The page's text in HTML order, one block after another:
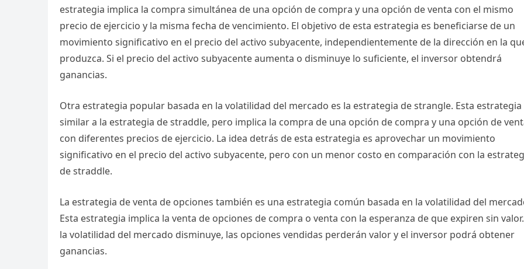
estrategia implica la compra simultánea de una opción de compra y una opción de venta con el mismo
precio de ejercicio y la misma fecha de vencimiento. El objetivo de esta estrategia es beneficiarse de un
movimiento significativo en el precio del activo subyacente, independientemente de la dirección en la
produzca. Si el precio del activo subyacente aumenta o disminuye lo suficiente, el inversor obtendrá
ganancias.
Otra estrategia popular basada en la volatilidad del mercado es la estrategia de strangle. Esta estrategia
similar a la estrategia de straddle, pero implica la compra de una opción de compra y una opción de
con diferentes precios de ejercicio. La idea detrás de esta estrategia es aprovechar un movimiento
significativo en el precio del activo subyacente, pero con un menor costo en comparación con la
de straddle.
La estrategia de venta de opciones también es una estrategia común basada en la volatilidad del
Esta estrategia implica la venta de opciones de compra o venta con la esperanza de que expiren sin
la volatilidad del mercado disminuye, las opciones vendidas perderán valor y el inversor podrá obtener
ganancias.